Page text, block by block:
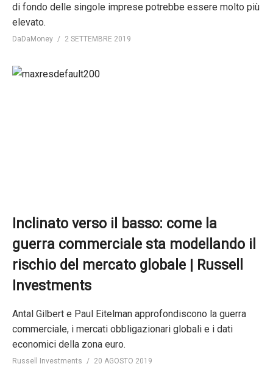
di fondo delle singole imprese potrebbe essere molto più
elevato.
DaDaMoney 2 SETTEMBRE 2019
Inclinato verso il basso: come la
guerra commerciale sta modellando il
rischio del mercato globale | Russell
Investments
Antal Gilbert e Paul Eitelman approfondiscono la guerra
commerciale, i mercati obbligazionari globali e i dati
economici della zona euro.
Russell Investments 20 AGOSTO 2019